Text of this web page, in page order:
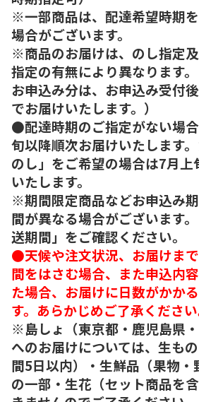
※一部商品は、配達希望時期
場合がございます。
※商品のお届けは、のし指定
指定の有無により異なります
お申込み分は、お申込み受付
でお届けいたします。）
●配達時期のご指定がない場
旬以降順次お届けいたします
のし」をご希望の場合は7月上
いたします。
※期間限定商品などお申込み
間が異なる場合がございます
送期間」をご確認ください。
●天候や注文状況、お届けま
間をはさむ場合、また申込内
た場合、お届けに日数がかか
す。あらかじめご了承ください
※島しょ（東京都・鹿児島県
へのお届けについては、生も
間5日以内）・生鮮品（果物・
の一部・生花（セット商品を